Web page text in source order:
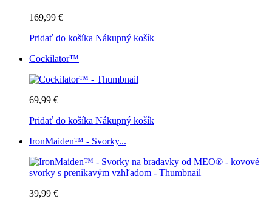
169,99 €
Pridať do košíka Nákupný košík
Cockilator™
69,99 €
Pridať do košíka Nákupný košík
IronMaiden™ - Svorky...
39,99 €